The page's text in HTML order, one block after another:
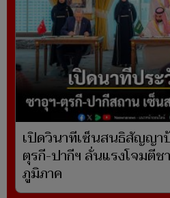
เปิดวินาทีเซ็นสนธิสัญญา
ตุรกี-ปากีฯ ลั่นแรงโจมตีช
ภูมิภาค